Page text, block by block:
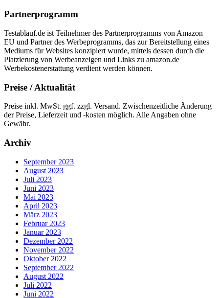
Partnerprogramm
Testablauf.de ist Teilnehmer des Partnerprogramms von Amazon
EU und Partner des Werbeprogramms, das zur Bereitstellung eines
Mediums für Websites konzipiert wurde, mittels dessen durch die
Platzierung von Werbeanzeigen und Links zu amazon.de
Werbekostenerstattung verdient werden können.
Preise / Aktualität
Preise inkl. MwSt. ggf. zzgl. Versand. Zwischenzeitliche Änderung
der Preise, Lieferzeit und -kosten möglich. Alle Angaben ohne
Gewähr.
Archiv
September 2023
August 2023
Juli 2023
Juni 2023
Mai 2023
April 2023
März 2023
Februar 2023
Januar 2023
Dezember 2022
November 2022
Oktober 2022
September 2022
August 2022
Juli 2022
Juni 2022